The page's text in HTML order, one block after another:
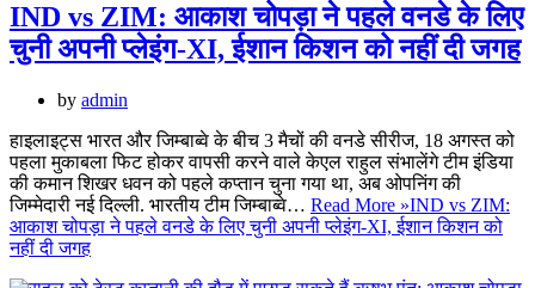
IND vs ZIM: आकाश चोपड़ा ने पहले वनडे के लिए
चुनी अपनी प्लेइंग-XI, ईशान किशन को नहीं दी जगह
by admin
हाइलाइट्स भारत और जिम्बाब्वे के बीच 3 मैचों की वनडे सीरीज, 18 अगस्त को
पहला मुकाबला फिट होकर वापसी करने वाले केएल राहुल संभालेंगे टीम इंडिया
की कमान शिखर धवन को पहले कप्तान चुना गया था, अब ओपनिंग की
जिम्मेदारी नई दिल्ली. भारतीय टीम जिम्बाब्वे… Read More »IND vs ZIM:
आकाश चोपड़ा ने पहले वनडे के लिए चुनी अपनी प्लेइंग-XI, ईशान किशन को
नहीं दी जगह